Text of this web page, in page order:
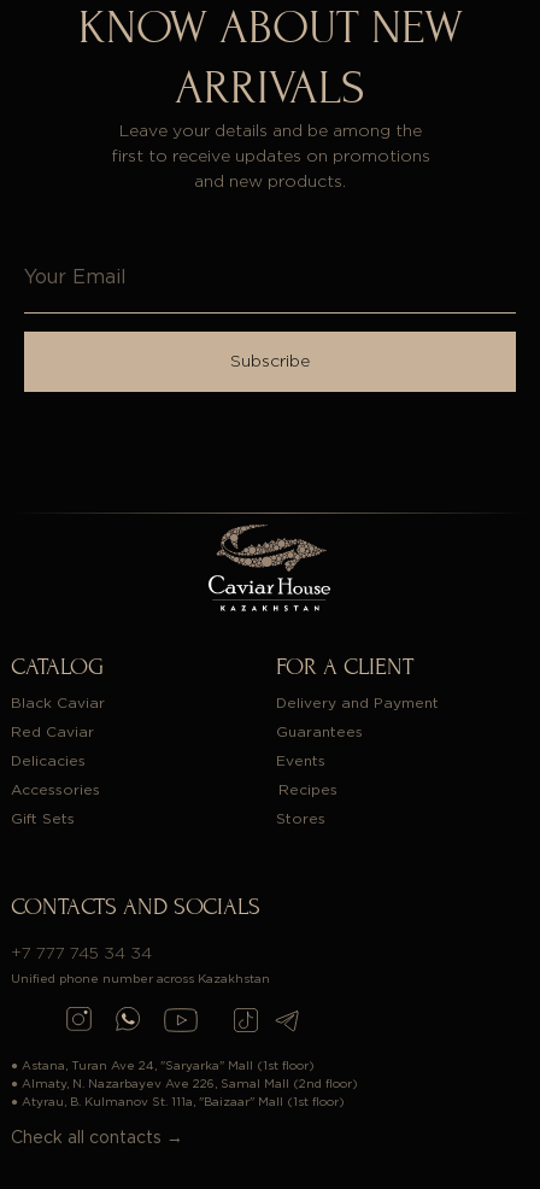
KNOW ABOUT NEW
ARRIVALS
Leave your details and be among the
first to receive updates on promotions
and new products.
Subscribe
CATALOG FOR A CLIENT
CONTACTS AND SOCIALS
Black Caviar
+7 777 745 34 34
Delivery and Payment
Guarantees
Red Caviar
Unified phone number across Kazakhstan
Delicacies
Events
Accessories
Recipes
Gift Sets
Check all contacts →
Stores
● Astana, Turan Ave 24, "Saryarka" Mall (1st floor)
● Almaty, N. Nazarbayev Ave 226, Samal Mall (2nd floor)
● Atyrau, B. Kulmanov St. 111a, "Baizaar" Mall (1st floor)